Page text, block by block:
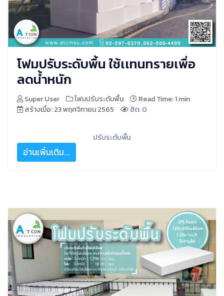
โฟมปรับระดับพื้น ใช้เเทนทรายเพื่อ
ลดน้ำหนัก
Super User โฟมปรับระดับพื้น
Read Time: 1 min
สร้างเมื่อ: 23 พฤศจิกายน 2565
ฮิต: 0
ปรับระดับพื้น
อ่านเพิ่มเติม...